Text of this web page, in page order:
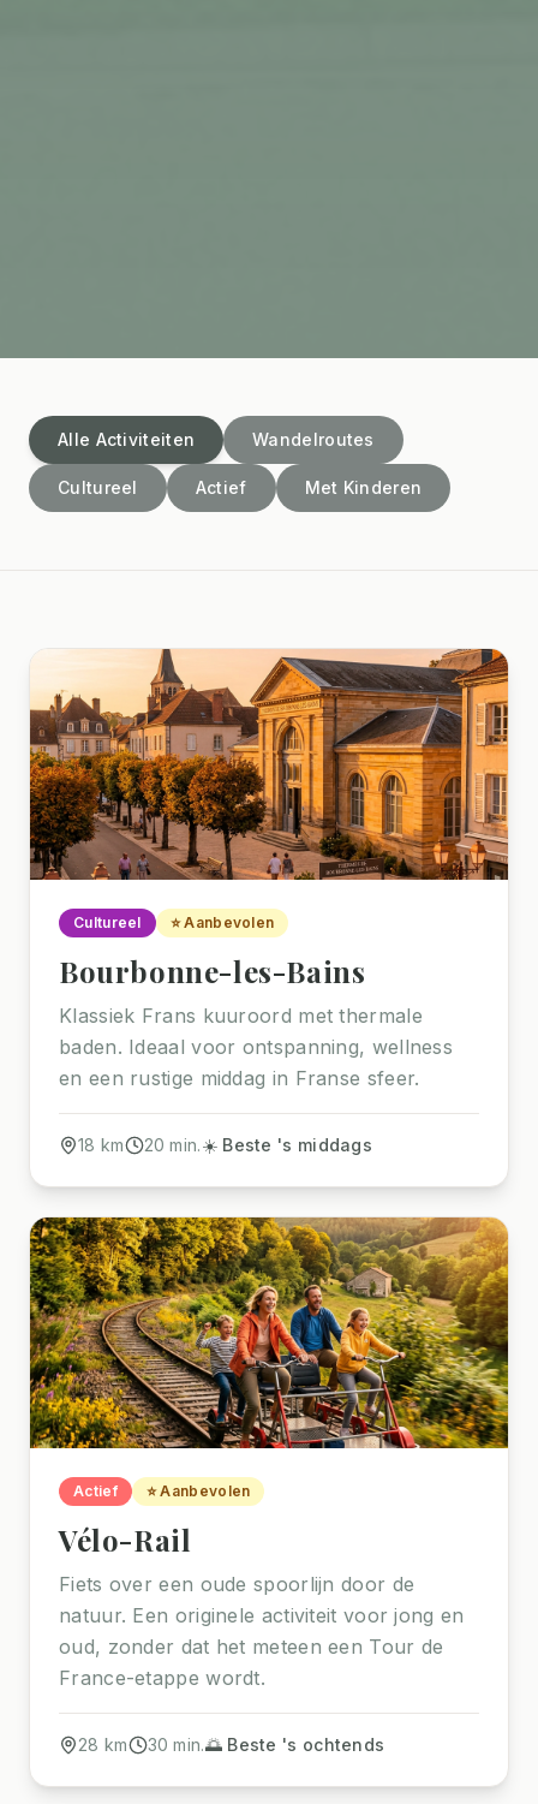
Alle Activiteiten Wandelroutes
Cultureel Actief Met Kinderen
Cultureel ⭐ Aanbevolen
Bourbonne-les-Bains
Klassiek Frans kuuroord met thermale
baden. Ideaal voor ontspanning, wellness
en een rustige middag in Franse sfeer.
18 km 20 min.☀️ Beste 's middags
Actief ⭐ Aanbevolen
Vélo-Rail
Fiets over een oude spoorlijn door de
natuur. Een originele activiteit voor jong en
oud, zonder dat het meteen een Tour de
France-etappe wordt.
28 km 30 min.🌅 Beste 's ochtends